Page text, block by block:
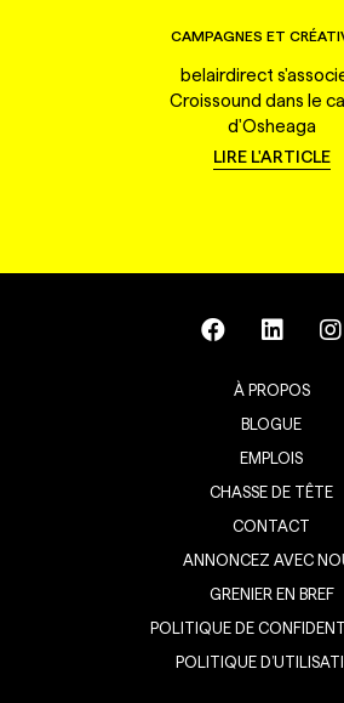
CAMPAGNES ET
belairdirect
Croissound dans le
d'Osheaga
LIRE L'ARTICLE
À PROPOS
BLOGUE
EMPLOIS
CHASSE DE TÊTE
CONTACT
ANNONCEZ AVEC
GRENIER EN BREF
POLITIQUE DE
POLITIQUE